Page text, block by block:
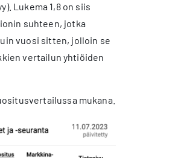
Lukema 1,8 on siis
suhteen, jotka
vuosi sitten, jolloin se
vertailun yhtiöiden
mukana.